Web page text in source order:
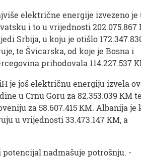
električne energije izvezeno je
i to u vrijednosti 202.075.867
Srbija, u koju je otišlo
te Švicarska, od koje je Bosna i
prihodovala 114.227.537
je još električnu energiju izvela
u Crnu Goru za 82.353.039 KM te
za 58.607.415 KM. Albanija je
u vrijednosti 33.473.147 KM, a
nadmašuje potrošnju. -